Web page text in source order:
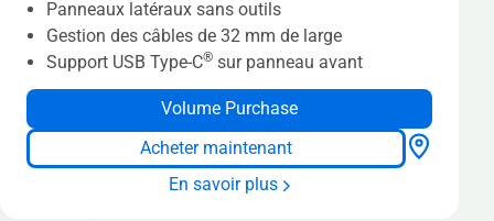
Panneaux latéraux sans outils
Gestion des câbles de 32 mm de large
Support USB Type-C® sur panneau avant
Volume Purchase
Acheter maintenant
En savoir plus